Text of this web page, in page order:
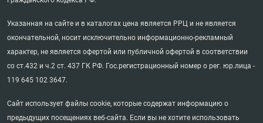
Указанная на сайте и в каталогах цена является РРЦ и не является
окончательной, носит исключительно информационно-рекламный
характер, не является офертой или публичной офертой в соответствии
со ст.432 и ч.2 ст. 437 ГК РФ. Гос.регистрационный номер о рег. юр.лица -
119 645 102 3647.
Сайт использует файлы cookie, которые содержат информацию о
предыдущих посещениях веб-сайта. Если вы не хотите использовать